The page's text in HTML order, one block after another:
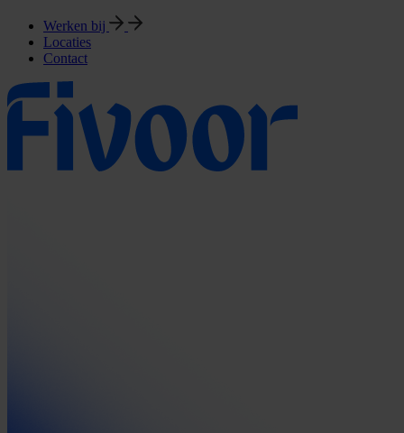
Werken bij
Locaties
Contact